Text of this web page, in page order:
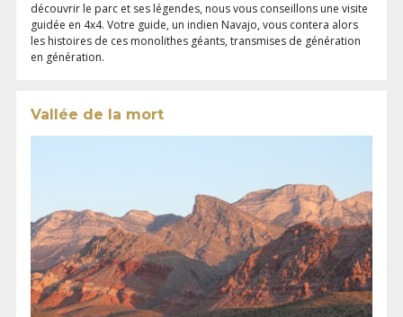
découvrir le parc et ses légendes, nous vous conseillons une visite
guidée en 4x4. Votre guide, un indien Navajo, vous contera alors
les histoires de ces monolithes géants, transmises de génération
en génération.
Vallée de la mort